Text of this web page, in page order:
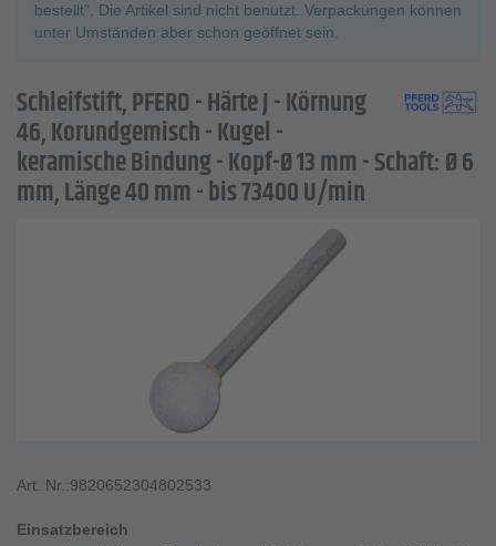
bestellt". Die Artikel sind nicht benutzt. Verpackungen können
unter Umständen aber schon geöffnet sein.
Schleifstift, PFERD - Härte J - Körnung
46, Korundgemisch - Kugel -
keramische Bindung - Kopf-Ø 13 mm - Schaft: Ø 6
mm, Länge 40 mm - bis 73400 U/min
Art. Nr.:9820652304802533
Einsatzbereich